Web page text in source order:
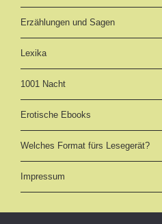
Erzählungen und Sagen
Lexika
1001 Nacht
Erotische Ebooks
Welches Format fürs Lesegerät?
Impressum